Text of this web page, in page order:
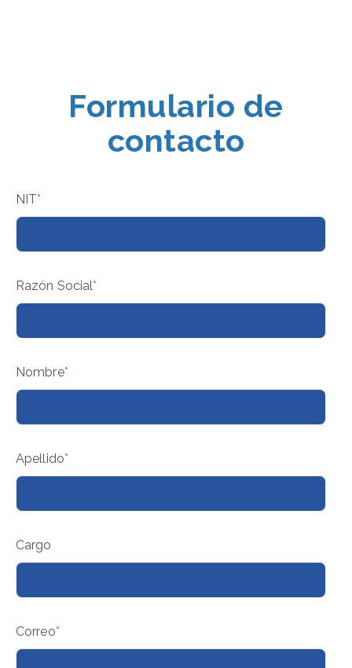
Formulario de
contacto
NIT*
Razón Social*
Nombre*
Apellido*
Cargo
Correo*